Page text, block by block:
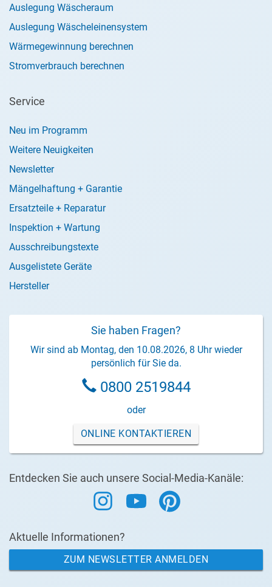
Auslegung Wäscheraum
Auslegung Wäscheleinensystem
Wärmegewinnung berechnen
Stromverbrauch berechnen
Service
Neu im Programm
Weitere Neuigkeiten
Newsletter
Mängelhaftung + Garantie
Ersatzteile + Reparatur
Inspektion + Wartung
Ausschreibungstexte
Ausgelistete Geräte
Hersteller
Sie haben Fragen?
Wir sind ab Montag, den 10.08.2026, 8 Uhr wieder
persönlich für Sie da.
0800 2519844
oder
ONLINE KONTAKTIEREN
Entdecken Sie auch unsere Social-Media-Kanäle:
Aktuelle Informationen?
ZUM NEWSLETTER ANMELDEN